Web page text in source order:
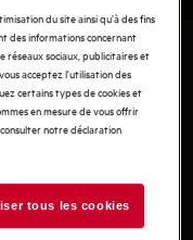
du site ainsi qu’à des fins
des informations concernant
réseaux sociaux, publicitaires et
acceptez l'utilisation des
certains types de cookies et
en mesure de vous offrir
notre déclaration
tous les cookies